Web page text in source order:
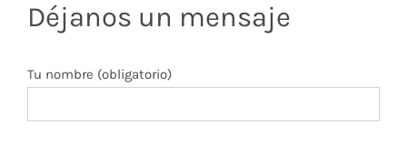
Déjanos un mensaje
Tu nombre (obligatorio)